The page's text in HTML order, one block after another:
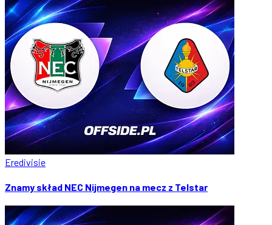
Eredivisie
Znamy skład NEC Nijmegen na mecz z Telstar